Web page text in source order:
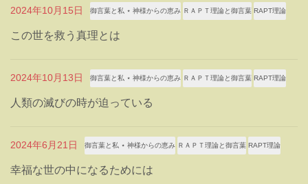
2024年10月15日 御言葉と私 ⋆ 神様からの恵み ＲＡＰＴ理論と御言葉 RAPT理論
この世を救う真理とは
2024年10月13日 御言葉と私 ⋆ 神様からの恵み ＲＡＰＴ理論と御言葉 RAPT理論
人類の滅びの時が迫っている
2024年6月21日 御言葉と私 ⋆ 神様からの恵み ＲＡＰＴ理論と御言葉 RAPT理論
幸福な世の中になるためには